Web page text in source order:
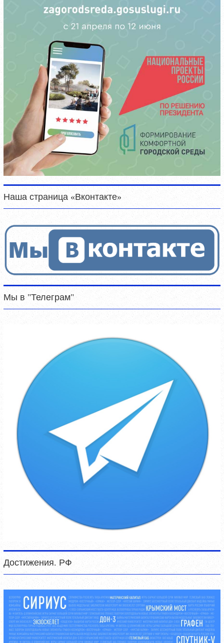
Наша страница «Вконтакте»
Мы в "Телеграм"
Достижения. РФ